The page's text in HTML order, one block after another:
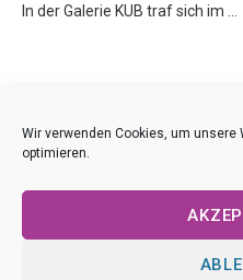
Wir verwenden Cookies, um
optimieren.
In der Galerie KUB traf sich im ...
ÄLTERE